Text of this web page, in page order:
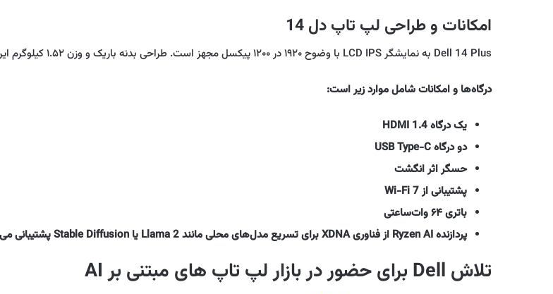
امکانات و طراحی لپ تاپ دل 14
Dell 14 Plus به نمایشگر LCD IPS با وضوح ۱۹۲۰ در ۱۲۰۰ پیکسل مجهز است. طراحی بدنه باریک و وزن ۱.۵۲ کیلوگرم این دستگاه را به گزینه‌ای مناسب برای حمل روزانه تبدیل کرده است.
درگاه‌ها و امکانات شامل موارد زیر است:
یک درگاه HDMI 1.4
دو درگاه USB Type-C
حسگر اثر انگشت
پشتیبانی از Wi-Fi 7
باتری ۶۴ وات‌ساعتی
پردازنده Ryzen AI از فناوری XDNA برای تسریع مدل‌های محلی مانند Llama 2 یا Stable Diffusion پشتیبانی می‌کند.
تلاش Dell برای حضور در بازار لپ تاپ های مبتنی بر AI